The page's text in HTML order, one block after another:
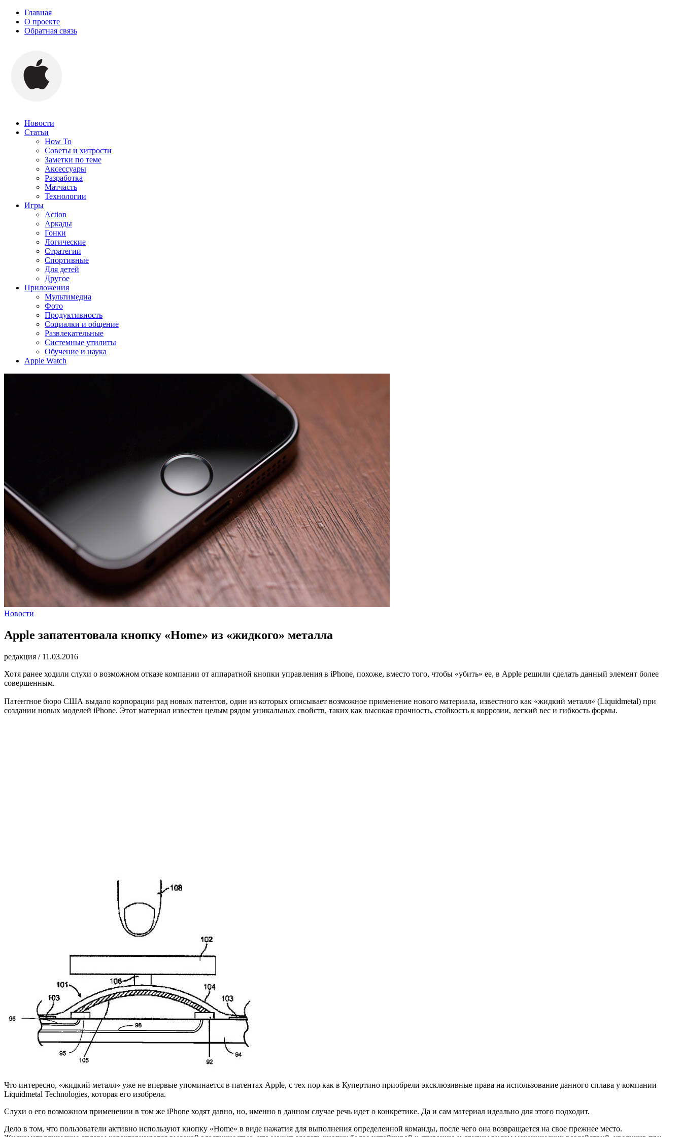
Главная
О проекте
Обратная связь
Новости
Статьи
How To
Советы и хитрости
Заметки по теме
Аксессуары
Разработка
Матчасть
Технологии
Игры
Action
Аркады
Гонки
Логические
Стратегии
Спортивные
Для детей
Другое
Приложения
Мультимедиа
Фото
Продуктивность
Социалки и общение
Развлекательные
Системные утилиты
Обучение и наука
Apple Watch
Новости
Apple запатентовала кнопку «Home» из «жидкого» металла
редакция / 11.03.2016
Хотя ранее ходили слухи о возможном отказе компании от аппаратной кнопки управления в iPhone, похоже, вместо того, чтобы «убить» ее, в Apple решили сделать данный элемент более
совершенным.
Патентное бюро США выдало корпорации рад новых патентов, один из которых описывает возможное применение нового материала, известного как «жидкий металл» (Liquidmetal) при
создании новых моделей iPhone. Этот материал известен целым рядом уникальных свойств, таких как высокая прочность, стойкость к коррозии, легкий вес и гибкость формы.
Что интересно, «жидкий металл» уже не впервые упоминается в патентах Apple, с тех пор как в Купертино приобрели эксклюзивные права на использование данного сплава у компании
Liquidmetal Technologies, которая его изобрела.
Слухи о его возможном применении в том же iPhone ходят давно, но, именно в данном случае речь идет о конкретике. Да и сам материал идеально для этого подходит.
Дело в том, что пользователи активно используют кнопку «Home» в виде нажатия для выполнения определенной команды, после чего она возвращается на свое прежнее место.